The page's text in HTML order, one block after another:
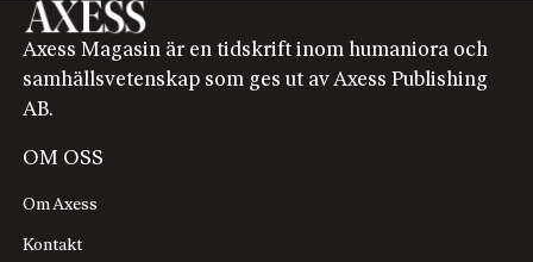
Axess Magasin är en tidskrift inom humaniora och
samhällsvetenskap som ges ut av Axess Publishing
AB.
OM OSS
Om Axess
Kontakt